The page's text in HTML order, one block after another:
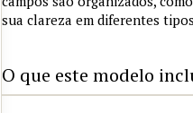
sua clareza em diferentes
O que este modelo